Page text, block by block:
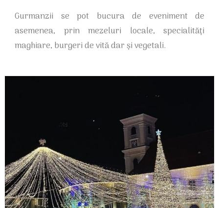
Gurmanzii se pot bucura de eveniment de
asemenea, prin mezeluri locale, specialități
maghiare, burgeri de vită dar și vegetali.